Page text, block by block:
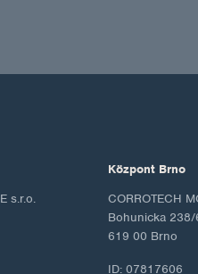
s.r.o.
Központ Brno
CORROTECH
Bohunicka 238/
619 00 Brno
ID: 07817606